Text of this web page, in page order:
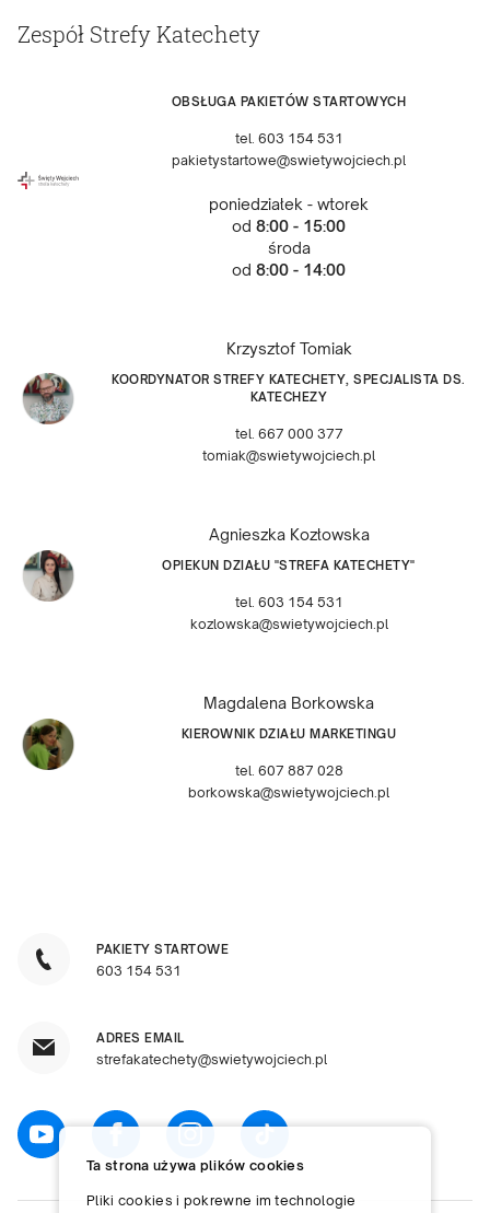
Zespół Strefy Katechety
OBSŁUGA PAKIETÓW STARTOWYCH
tel. 603 154 531
pakietystartowe@swietywojciech.pl
poniedziałek - wtorek
od 8:00 - 15:00
środa
od 8:00 - 14:00
Krzysztof Tomiak
KOORDYNATOR STREFY KATECHETY, SPECJALISTA DS.
KATECHEZY
tel. 667 000 377
tomiak@swietywojciech.pl
Agnieszka Kozłowska
OPIEKUN DZIAŁU "STREFA KATECHETY"
tel. 603 154 531
kozlowska@swietywojciech.pl
Magdalena Borkowska
KIEROWNIK DZIAŁU MARKETINGU
tel. 607 887 028
borkowska@swietywojciech.pl
PAKIETY STARTOWE
603 154 531
ADRES EMAIL
strefakatechety@swietywojciech.pl
Ta strona używa plików cookies
Pliki cookies i pokrewne im technologie